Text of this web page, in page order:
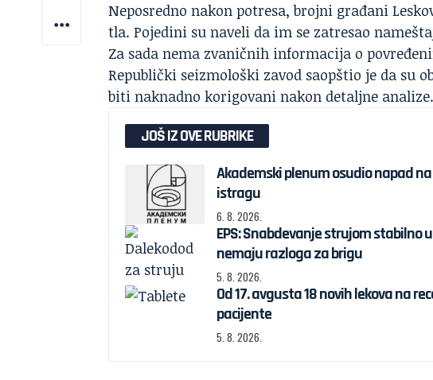
Neposredno nakon potresa, brojni građani
tla. Pojedini su naveli da im se zatresao
Za sada nema zvaničnih informacija o
Republički seizmološki zavod saopštio je da su
biti naknadno korigovani nakon detaljne analize.
JOŠ IZ OVE RUBRIKE
Akademski plenum osudio napad
istragu
6. 8. 2026.
EPS: Snabdevanje strujom stabilno
nemaju razloga za brigu
5. 8. 2026.
Od 17. avgusta 18 novih lekova na
pacijente
5. 8. 2026.